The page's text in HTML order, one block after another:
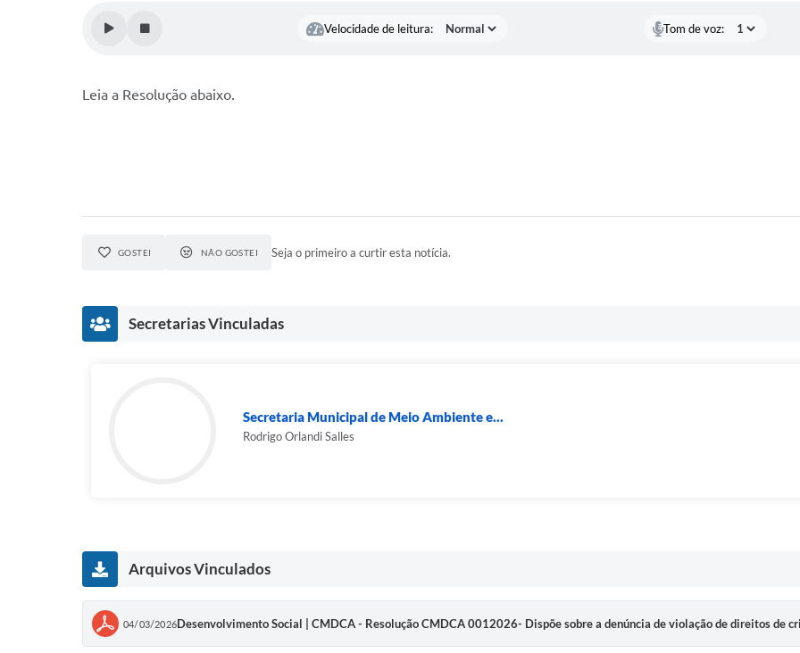
Velocidade de leitura: Tom de voz:
Leia a Resolução abaixo.
GOSTEI NÃO GOSTEI Seja o primeiro a curtir esta notícia.
Secretarias Vinculadas
Secretaria Municipal de Meio Ambiente e...
Rodrigo Orlandi Salles
Arquivos Vinculados
04/03/2026Desenvolvimento Social | CMDCA - Resolução CMDCA 0012026- Dispõe sobre a denúncia de violação de direitos de